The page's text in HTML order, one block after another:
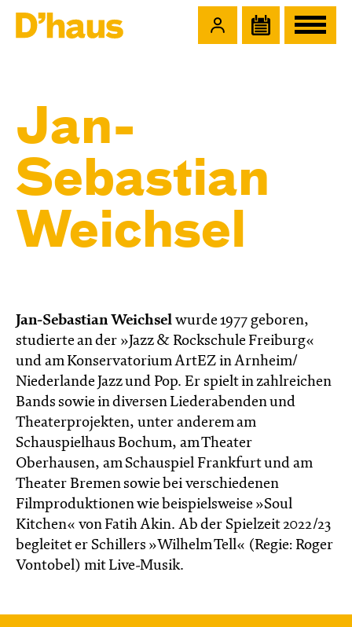
Jan-
Sebastian
Weichsel
Jan-Sebastian Weichsel wurde 1977 geboren,
studierte an der »Jazz & Rockschule Freiburg«
und am Konservatorium ArtEZ in Arnheim/
Niederlande Jazz und Pop. Er spielt in zahlreichen
Bands sowie in diversen Liederabenden und
Theaterprojekten, unter anderem am
Schauspielhaus Bochum, am Theater
Oberhausen, am Schauspiel Frankfurt und am
Theater Bremen sowie bei verschiedenen
Filmproduktionen wie beispielsweise »Soul
Kitchen« von Fatih Akin. Ab der Spielzeit 2022/23
begleitet er Schillers »Wilhelm Tell« (Regie: Roger
Vontobel) mit Live-Musik.